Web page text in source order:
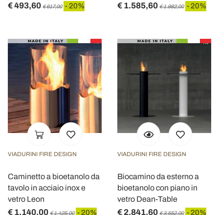
€ 493,60 € 617,00 - 20% € 1.585,60 € 1.982,00 - 20%
VIADURINI FIRE DESIGN
Caminetto a bioetanolo da
tavolo in acciaio inox e
vetro Leon
€ 1.140,00 € 1.425,00 - 20%
VIADURINI FIRE DESIGN
Biocamino da esterno a
bioetanolo con piano in
vetro Dean-Table
€ 2.841,60 € 3.552,00 - 20%